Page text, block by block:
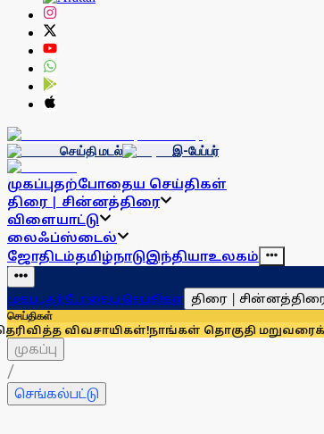
செய்தி மடல் இ-பேப்பர்
முகப்புதற்போதைய செய்திகள்
திரை | சின்னத்திரை
விளையாட்டு
லைஃப்ஸ்டைல்
ஜோதிடம்தமிழ்நாடுஇந்தியாஉலகம்
முகப்புதற்போதைய செய்திகள் திரை |
செய்திகள்
நாங்கள் தொகுதி மறுவரைக்கு
முகப்பு
/
செங்கல்பட்டு